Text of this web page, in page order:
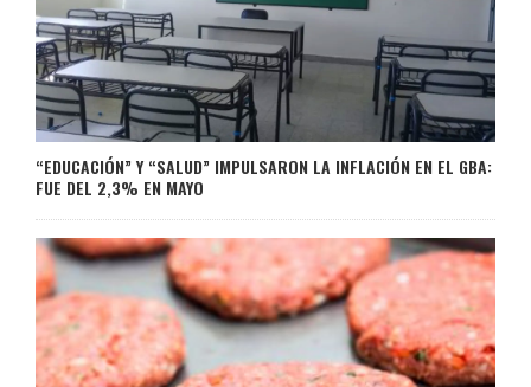
“EDUCACIÓN” Y “SALUD” IMPULSARON LA INFLACIÓN EN EL GBA:
FUE DEL 2,3% EN MAYO